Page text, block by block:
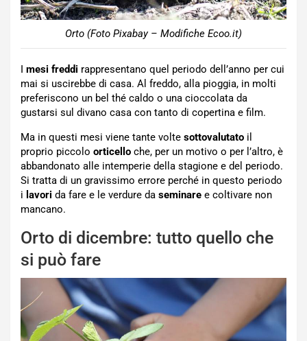
Orto (Foto Pixabay – Modifiche Ecoo.it)
I mesi freddi rappresentano quel periodo dell’anno per cui
mai si uscirebbe di casa. Al freddo, alla pioggia, in molti
preferiscono un bel thé caldo o una cioccolata da
gustarsi sul divano casa con tanto di copertina e film.
Ma in questi mesi viene tante volte sottovalutato il
proprio piccolo orticello che, per un motivo o per l’altro, è
abbandonato alle intemperie della stagione e del periodo.
Si tratta di un gravissimo errore perché in questo periodo
i lavori da fare e le verdure da seminare e coltivare non
mancano.
Orto di dicembre: tutto quello che
si può fare